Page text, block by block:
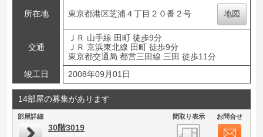
所在地 東京都港区芝浦４丁目２０番２号 地図
交通
ＪＲ 山手線 田町 徒歩9分
ＪＲ 京浜東北線 田町 徒歩9分
東京都交通局 都営三田線 三田 徒歩11分
竣工日
2008年09月01日
14部屋の募集があります
部屋詳細 間取り表示 お問合せ
30階3019